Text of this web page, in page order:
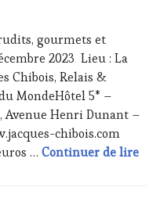
gourmets et
2023 Lieu : La
Chibois, Relais &
MondeHôtel 5* –
Avenue Henri Dunant –
chibois.com
…Continuer de lire